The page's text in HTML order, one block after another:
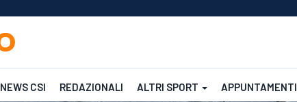
NEWS CSI REDAZIONALI ALTRI SPORT APPUNTAMENTI